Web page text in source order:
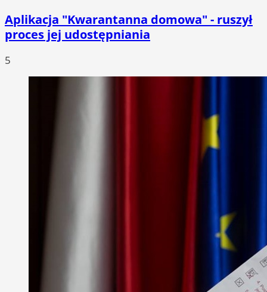
Aplikacja "Kwarantanna domowa" - ruszył
proces jej udostępniania
5